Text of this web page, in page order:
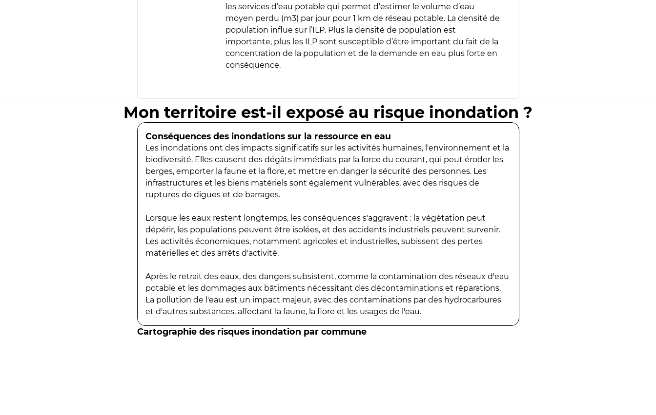
les services d’eau potable qui permet d’estimer le volume d’eau
moyen perdu (m3) par jour pour 1 km de réseau potable. La densité de
population influe sur l’ILP. Plus la densité de population est
importante, plus les ILP sont susceptible d’être important du fait de la
concentration de la population et de la demande en eau plus forte en
conséquence.
Mon territoire est-il exposé au risque inondation ?
Conséquences des inondations sur la ressource en eau
Les inondations ont des impacts significatifs sur les activités humaines, l'environnement et la
biodiversité. Elles causent des dégâts immédiats par la force du courant, qui peut éroder les
berges, emporter la faune et la flore, et mettre en danger la sécurité des personnes. Les
infrastructures et les biens matériels sont également vulnérables, avec des risques de
ruptures de digues et de barrages.
Lorsque les eaux restent longtemps, les conséquences s'aggravent : la végétation peut
dépérir, les populations peuvent être isolées, et des accidents industriels peuvent survenir.
Les activités économiques, notamment agricoles et industrielles, subissent des pertes
matérielles et des arrêts d'activité.
Après le retrait des eaux, des dangers subsistent, comme la contamination des réseaux d'eau
potable et les dommages aux bâtiments nécessitant des décontaminations et réparations.
La pollution de l'eau est un impact majeur, avec des contaminations par des hydrocarbures
et d'autres substances, affectant la faune, la flore et les usages de l'eau.
Cartographie des risques inondation par commune